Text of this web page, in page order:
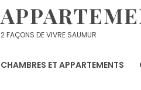
2 FAÇONS DE VIVRE SAUMUR
CHAMBRES ET APPARTEMENTS